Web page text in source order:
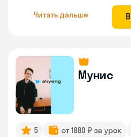
Читать дальше
Мунис
5 от 1880 ₽ за урок